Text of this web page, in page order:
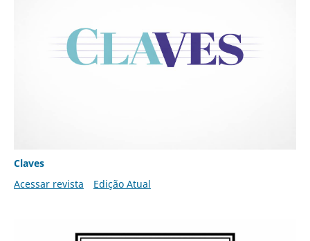
Claves
Acessar revista
Edição Atual